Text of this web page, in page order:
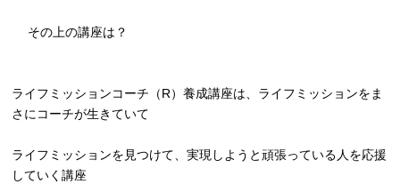
その上の講座は？
ライフミッションコーチ（R）養成講座は、 ライフミッションをま
さにコーチが生きていて
ライフミッションを見つけて、実現しようと頑張っている人を応援
していく講座